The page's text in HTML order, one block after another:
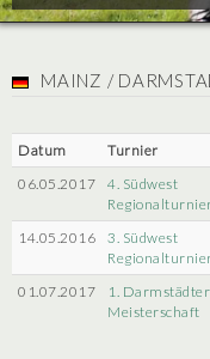
MAINZ /
Datum Turnier
06.05.2017
4. Südwest
14.05.2016
3. Südwest
01.07.2017
1. Darmstädter
Meisterschaft